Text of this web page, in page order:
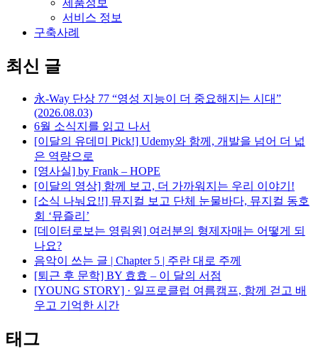
제품정보
서비스 정보
구축사례
최신 글
永-Way 단상 77 “영성 지능이 더 중요해지는 시대”
(2026.08.03)
6월 소식지를 읽고 나서
[이달의 유데미 Pick!] Udemy와 함께, 개발을 넘어 더 넓
은 역량으로
[영사실] by Frank – HOPE
[이달의 영상] 함께 보고, 더 가까워지는 우리 이야기!
[소식 나눠요!!] 뮤지컬 보고 단체 눈물바다, 뮤지컬 동호
회 ‘뮤즐리’
[데이터로보는 영림원] 여러분의 형제자매는 어떻게 되
나요?
음악이 쓰는 글 | Chapter 5 | 주란 대로 주께
[퇴근 후 문학] BY 효효 – 이 달의 서점
[YOUNG STORY] · 일프로클럽 여름캠프, 함께 걷고 배
우고 기억한 시간
태그